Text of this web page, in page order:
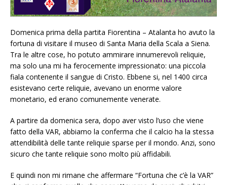
Domenica prima della partita Fiorentina – Atalanta ho avuto la
fortuna di visitare il museo di Santa Maria della Scala a Siena.
Tra le altre cose, ho potuto ammirare innumerevoli reliquie,
ma solo una mi ha ferocemente impressionato: una piccola
fiala contenente il sangue di Cristo. Ebbene si, nel 1400 circa
esistevano certe reliquie, avevano un enorme valore
monetario, ed erano comunemente venerate.
A partire da domenica sera, dopo aver visto l’uso che viene
fatto della VAR, abbiamo la conferma che il calcio ha la stessa
attendibilità delle tante reliquie sparse per il mondo. Anzi, sono
sicuro che tante reliquie sono molto più affidabili.
E quindi non mi rimane che affermare “Fortuna che c’è la VAR”